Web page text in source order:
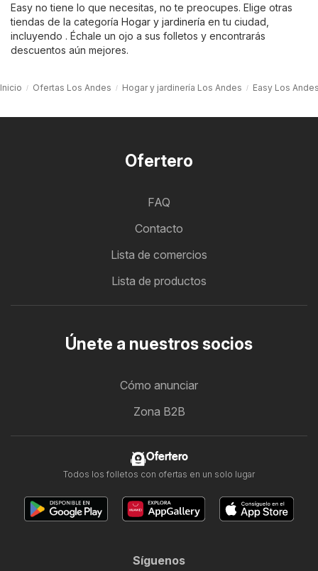
Easy no tiene lo que necesitas, no te preocupes. Elige otras
tiendas de la categoría Hogar y jardinería en tu ciudad,
incluyendo . Échale un ojo a sus folletos y encontrarás
descuentos aún mejores.
Inicio Ofertas Los Andes Hogar y jardinería Los Andes Easy Los
Ofertero
FAQ
Contacto
Lista de comercios
Lista de productos
Únete a nuestros socios
Cómo anunciar
Zona B2B
Ofertero
Todos los folletos con ofertas en un solo lugar
Síguenos